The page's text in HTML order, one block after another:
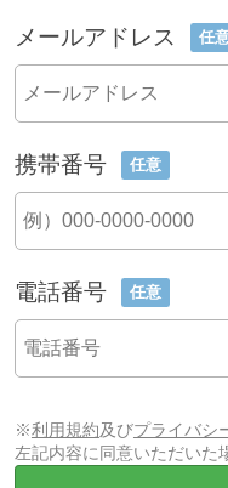
メールアドレス 任
携帯番号 任意
電話番号 任意
※利用規約及びプライバシ
左記内容に同意いただいた